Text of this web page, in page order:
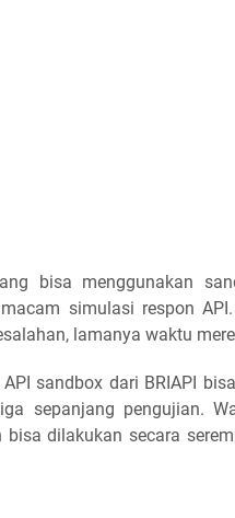
bisa menggunakan
simulasi respon
lamanya waktu
sandbox dari BRIAPI
sepanjang pengujian.
bisa dilakukan secara